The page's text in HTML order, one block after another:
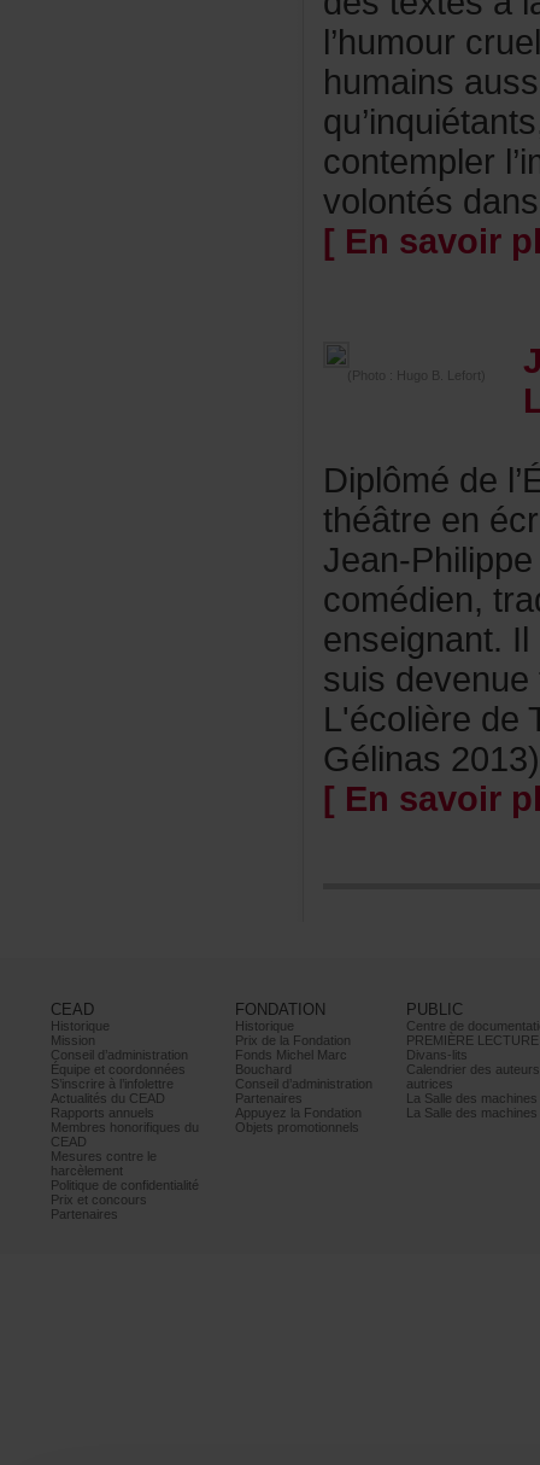
(Photo:HugoB.Lefort)
Jean-
CEAD
Historique
Mission
Conseild’administration
Équipeetcoordonnées
S’inscrireàl’infolettre
ActualitésduCEAD
Rapportsannuels
Membreshonorifiquesdu
CEAD
Mesurescontrele
harcèlement
Politiquedeconfidentialité
Prixetconcours
Partenaires
FONDATION
Historique
PrixdelaFondation
FondsMichelMarc
Bouchard
Conseild’administration
Partenaires
AppuyezlaFondation
Objetspromotionnels
PUBLIC
PREMIÈRELECTURE
Divans-lits
autrices